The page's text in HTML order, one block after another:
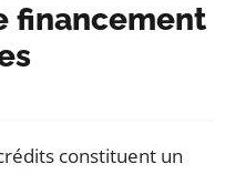
financement
constituent un